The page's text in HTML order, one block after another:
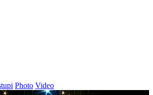
Photo Video